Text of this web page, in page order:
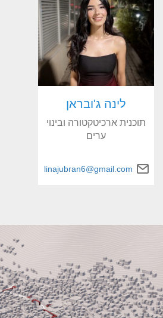
לינה ג'ובראן
תוכנית ארכיטקטורה ובינוי
ערים
linajubran6@gmail.com